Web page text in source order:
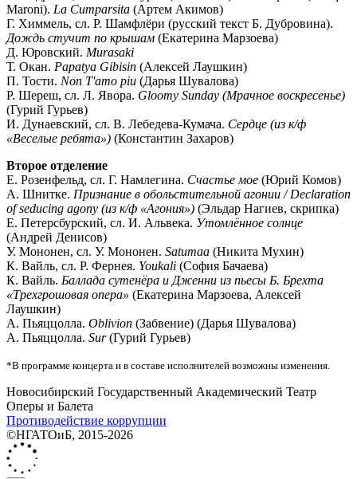
Maroni). La Cumparsita (Артем Акимов)
Г. Химмель, сл. Р. Шамфлёри (русский текст Б. Дубровина).
Дождь стучит по крышам (Екатерина Марзоева)
Д. Юровский. Murasaki
Т. Окан. Papatya Gibisin (Алексей Лаушкин)
П. Тости. Non T'amo piu (Дарья Шувалова)
Р. Шереш, сл. Л. Явора. Gloomy Sunday (Мрачное воскресенье)
(Гурий Гурьев)
И. Дунаевский, сл. В. Лебедева-Кумача. Сердце (из к/ф
«Веселые ребята») (Константин Захаров)
Второе отделение
Е. Розенфельд, сл. Г. Намлегина. Счастье мое (Юрий Комов)
А. Шнитке. Признание в обольстительной агонии / Declaration
of seducing agony (из к/ф «Агония») (Эльдар Нагиев, скрипка)
Е. Петерсбурский, сл. И. Альвека. Утомлённое солнце
(Андрей Денисов)
У. Мононен, сл. У. Мононен. Satumaa (Никита Мухин)
К. Вайль, сл. Р. Фернея. Youkali (София Бачаева)
К. Вайль. Баллада сутенёра и Дженни из пьесы Б. Брехта
«Трехгрошовая опера» (Екатерина Марзоева, Алексей
Лаушкин)
А. Пьяццолла. Oblivion (Забвение) (Дарья Шувалова)
А. Пьяццолла. Sur(Гурий Гурьев)
*В программе концерта и в составе исполнителей возможны изменения.
Новосибирский Государственный Академический Театр
Оперы и Балета
Противодействие коррупции
©НГАТОиБ, 2015-2026